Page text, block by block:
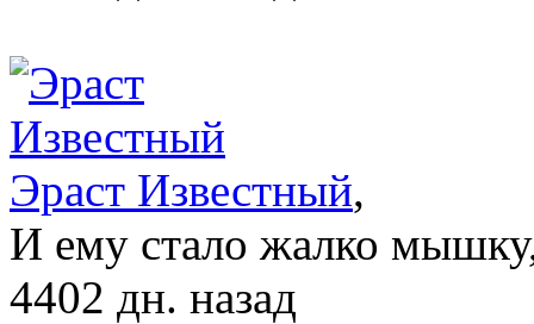
Эраст Известный,
И ему стало жалко
4402 дн. назад